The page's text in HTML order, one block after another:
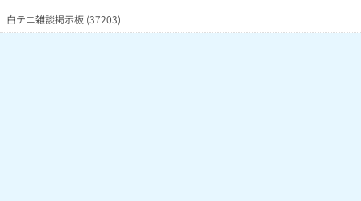
白テニ雑談掲示板 (37203)